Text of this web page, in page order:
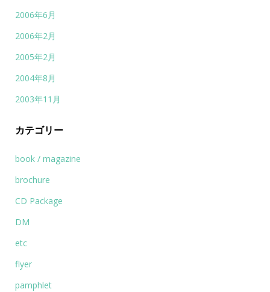
2006年6月
2006年2月
2005年2月
2004年8月
2003年11月
カテゴリー
book / magazine
brochure
CD Package
DM
etc
flyer
pamphlet